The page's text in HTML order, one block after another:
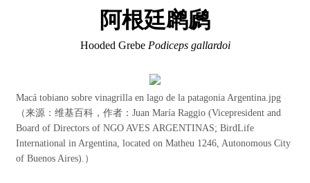
阿根廷䴙䴘
Hooded Grebe Podiceps gallardoi
Macá tobiano sobre vinagrilla en lago de la patagonia Argentina.jpg
（来源：维基百科，作者：Juan María Raggio (Vicepresident and
Board of Directors of NGO AVES ARGENTINAS; BirdLife
International in Argentina, located on Matheu 1246, Autonomous City
of Buenos Aires).）